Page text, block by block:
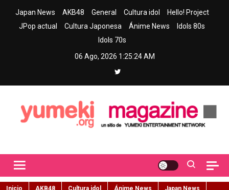
Japan News AKB48 General Cultura idol
Hello! Project
JPop actual
Cultura Japonesa Ánime News
Idols 80s
Idols 70s
06 Ago, 2026 1:25:26 AM
Inicio AKB48 Cultura idol Ánime News
Japan News